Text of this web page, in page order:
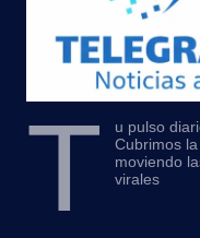
T
u pulso
Cubrimos
moviendo
virales